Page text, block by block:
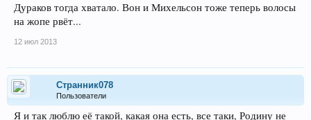
Дураков тогда хватало. Вон и Михельсон тоже теперь волосы
на жопе рвёт...
12 июл 2013
Странник078
Пользователи
Я и так люблю её такой, какая она есть, все таки, Родину не